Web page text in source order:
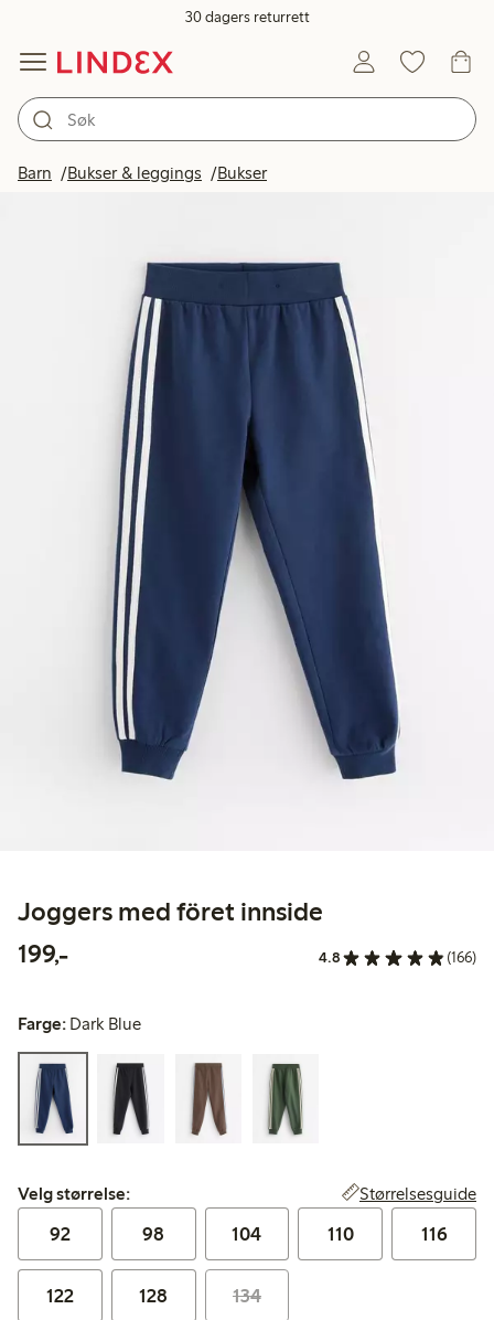
30 dagers returrett
Barn Bukser & leggings Bukser
Joggers med föret innside
199,-199,00 kr 4.8 (166)
Farge: Dark Blue
Velg størrelse:
Velg størrelse: Størrelsesguide
92 98 104 110 116
122 128 134